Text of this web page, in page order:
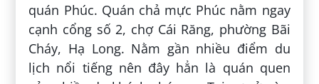
quán Phúc. Quán chả mực Phúc nằm ngay
cạnh cổng số 2, chợ Cái Răng, phường Bãi
Cháy, Hạ Long. Nằm gần nhiều điểm du
lịch nổi tiếng nên đây hẳn là quán quen